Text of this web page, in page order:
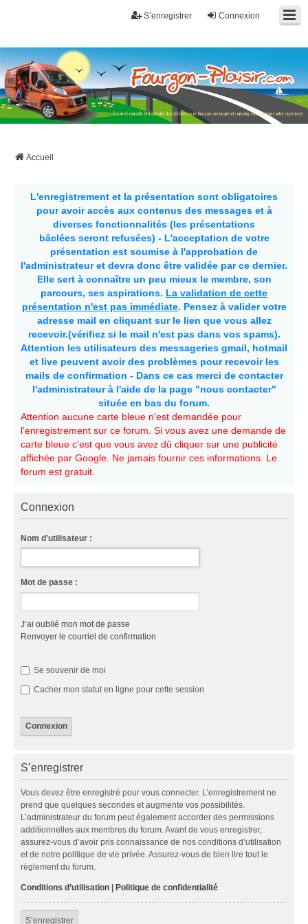
Connexion
S’enregistrer
Fourgon-plaisir.com
Forum de conseils et d'entraide des utilisateurs de fourgons, fourgons
aménagés, vans et de camping-car. Partagez votre expérience.
Accueil
L'enregistrement et la présentation sont obligatoires
pour avoir accès aux contenus des messages et à
diverses fonctionnalités (les présentations
bâclées seront refusées) - L'acceptation de votre
présentation est soumise à l'approbation de
l'administrateur et devra donc être validée par ce dernier.
Elle sert à connaître un peu mieux le membre, son
parcours, ses aspirations. La validation de cette
présentation n'est pas immédiate. Pensez à valider votre
adresse mail en cliquant sur le lien que vous allez
recevoir.(vérifiez si le mail n'est pas dans vos spams).
Attention les utilisateurs des messageries gmail, hotmail
et live peuvent avoir des problèmes pour recevoir les
mails de confirmation - Dans ce cas merci de contacter
l'administrateur à l'aide de la page "nous contacter"
située en bas du forum.
Attention aucune carte bleue n'est demandée pour
l'enregistrement sur ce forum. Si vous avez une demande de
carte bleue c'est que vous avez dû cliquer sur une publicité
affichée par Google. Ne jamais fournir ces informations. Le
forum est gratuit.
Connexion
Nom d’utilisateur :
Mot de passe :
J’ai oublié mon mot de passe
Renvoyer le courriel de confirmation
Se souvenir de moi
Cacher mon statut en ligne pour cette session
S’enregistrer
Vous devez être enregistré pour vous connecter. L’enregistrement ne
prend que quelques secondes et augmente vos possibilités.
L’administrateur du forum peut également accorder des permissions
additionnelles aux membres du forum. Avant de vous enregistrer,
assurez-vous d’avoir pris connaissance de nos conditions d’utilisation
et de notre politique de vie privée. Assurez-vous de bien lire tout le
règlement du forum.
Conditions d’utilisation Politique de confidentialité
S’enregistrer